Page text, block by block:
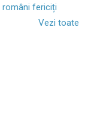
români fericiți
Vezi toate